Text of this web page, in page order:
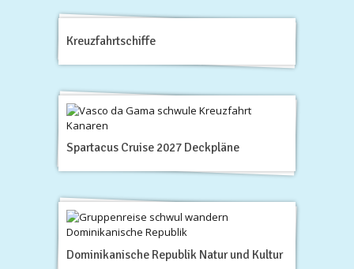
Kreuzfahrtschiffe
Spartacus Cruise 2027 Deckpläne
Dominikanische Republik Natur und Kultur